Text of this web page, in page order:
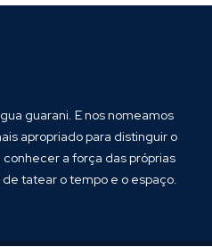
guarani. E nos nomeamos
apropriado para distinguir o
a força das próprias
tatear o tempo e o espaço.